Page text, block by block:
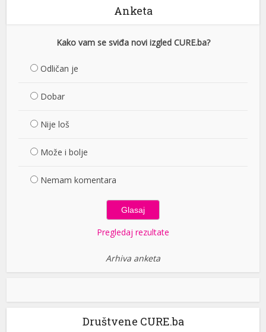
Anketa
Kako vam se sviđa novi izgled CURE.ba?
Odličan je
Dobar
Nije loš
Može i bolje
Nemam komentara
Pregledaj rezultate
Arhiva anketa
Društvene CURE.ba